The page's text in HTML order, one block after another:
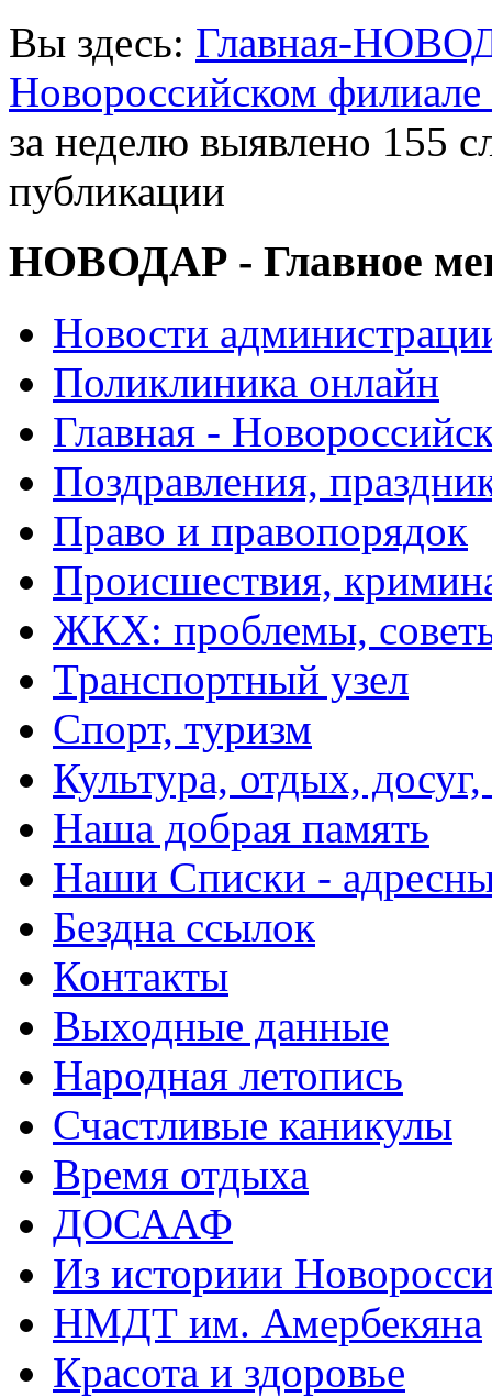
Вы здесь: Главная-
Новороссийском
за неделю выявлено 155
публикации
НОВОДАР - Главное
Новости
Поликлиника онлайн
Главная -
Поздравления,
Право и правопорядок
Происшествия,
ЖКХ: проблемы,
Транспортный узел
Спорт, туризм
Культура, отдых,
Наша добрая память
Наши Списки -
Бездна ссылок
Контакты
Выходные данные
Народная летопись
Счастливые каникулы
Время отдыха
ДОСААФ
Из историии
НМДТ им. Амербекяна
Красота и здоровье